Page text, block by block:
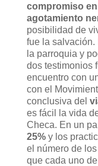
compromiso
agotamiento
posibilidad de
fue la salvación.
la parroquia y
dos testimonios
encuentro con
con el
conclusiva del
es fácil la vida
Checa. En un
25%y los
el número de
que cada uno